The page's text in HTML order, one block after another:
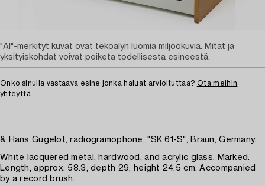
Onko sinulla vastaava esine jonka haluat arvioituttaa? Ota meihin
yhteyttä
& Hans Gugelot, radiogramophone, "SK 61-S", Braun, Germany.
White lacquered metal, hardwood, and acrylic glass. Marked.
Length, approx. 58.3, depth 29, height 24.5 cm. Accompanied
by a record brush.
"AI"-merkityt kuvat ovat tekoälyn luomia miljöökuvia. Mitat ja
yksityiskohdat voivat poiketa todellisesta esineestä.